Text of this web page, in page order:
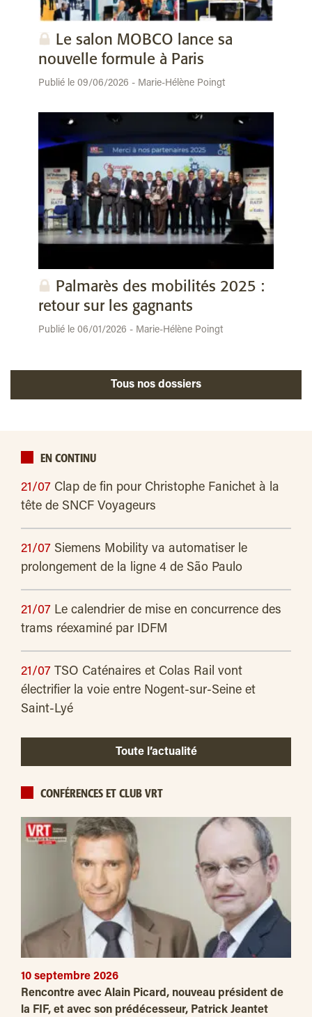
Le salon MOBCO lance sa
nouvelle formule à Paris
Publié le 09/06/2026 - Marie-Hélène Poingt
Palmarès des mobilités 2025 :
retour sur les gagnants
Publié le 06/01/2026 - Marie-Hélène Poingt
Tous nos dossiers
EN CONTINU
21/07 Clap de fin pour Christophe Fanichet à la
tête de SNCF Voyageurs
21/07 Siemens Mobility va automatiser le
prolongement de la ligne 4 de São Paulo
21/07 Le calendrier de mise en concurrence des
trams réexaminé par IDFM
21/07 TSO Caténaires et Colas Rail vont
électrifier la voie entre Nogent-sur-Seine et
Saint-Lyé
Toute l’actualité
CONFÉRENCES ET CLUB VRT
10 septembre 2026
Rencontre avec Alain Picard, nouveau président de
la FIF, et avec son prédécesseur, Patrick Jeantet